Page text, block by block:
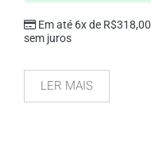
Em até 6x de R$318,00
sem juros
LER MAIS